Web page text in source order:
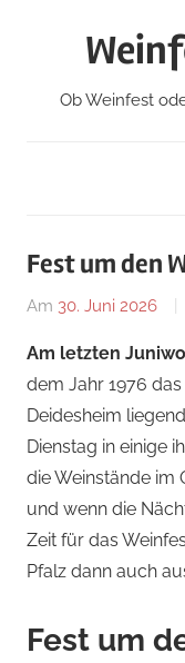
Ob Weinfest
Fest um den
Am 30. Juni 2026
Am letzten
dem Jahr 1976
Deidesheim
Dienstag in einige
die Weinstände im
und wenn die
Zeit für das
Pfalz dann auch
Fest um